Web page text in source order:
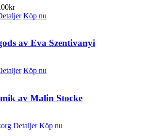
krPrisintervall:
300.00kr
Köp nu
av Eva Szentivanyi
Köp nu
av Malin Stocke
Detaljer Köp nu